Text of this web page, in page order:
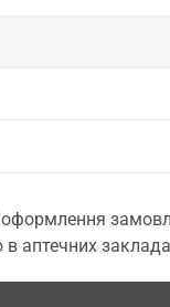
в аптечних